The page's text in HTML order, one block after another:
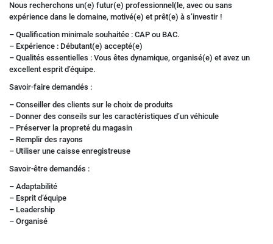
Nous recherchons un(e) futur(e) professionnel(le, avec ou sans
expérience dans le domaine, motivé(e) et prêt(e) à s’investir !
– Qualification minimale souhaitée : CAP ou BAC.
– Expérience : Débutant(e) accepté(e)
– Qualités essentielles : Vous êtes dynamique, organisé(e) et avez un
excellent esprit d’équipe.
Savoir-faire demandés :
– Conseiller des clients sur le choix de produits
– Donner des conseils sur les caractéristiques d’un véhicule
– Préserver la propreté du magasin
– Remplir des rayons
– Utiliser une caisse enregistreuse
Savoir-être demandés :
– Adaptabilité
– Esprit d’équipe
– Leadership
– Organisé